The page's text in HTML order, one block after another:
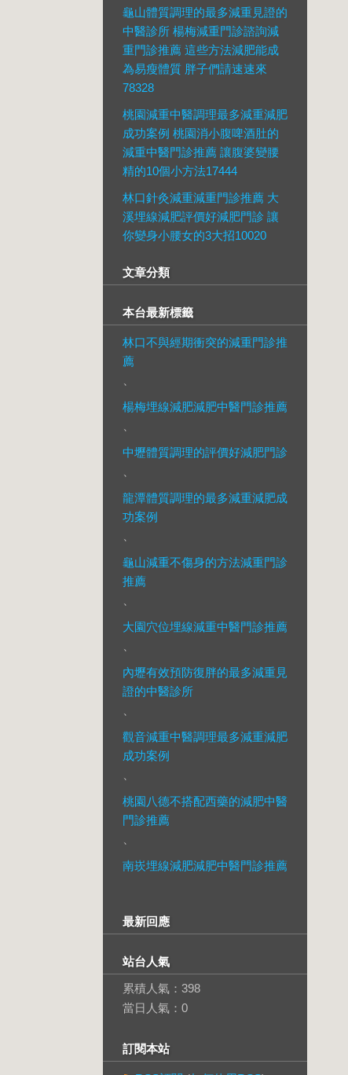
龜山體質調理的最多減重見證的
中醫診所 楊梅減重門診諮詢減
重門診推薦 這些方法減肥能成
為易瘦體質 胖子們請速速來
78328
桃園減重中醫調理最多減重減肥
成功案例 桃園消小腹啤酒肚的
減重中醫門診推薦 讓腹婆變腰
精的10個小方法17444
林口針灸減重減重門診推薦 大
溪埋線減肥評價好減肥門診 讓
你變身小腰女的3大招10020
文章分類
本台最新標籤
林口不與經期衝突的減重門診推
薦
楊梅埋線減肥減肥中醫門診推薦
中壢體質調理的評價好減肥門診
龍潭體質調理的最多減重減肥成
功案例
龜山減重不傷身的方法減重門診
推薦
大園穴位埋線減重中醫門診推薦
內壢有效預防復胖的最多減重見
證的中醫診所
觀音減重中醫調理最多減重減肥
成功案例
桃園八德不搭配西藥的減肥中醫
門診推薦
南崁埋線減肥減肥中醫門診推薦
最新回應
站台人氣
累積人氣： 398
當日人氣： 0
訂閱本站